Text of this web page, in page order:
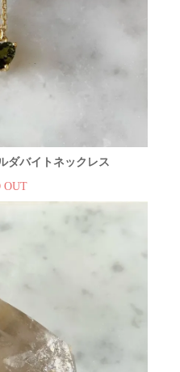
ダバイトネックレス
OUT